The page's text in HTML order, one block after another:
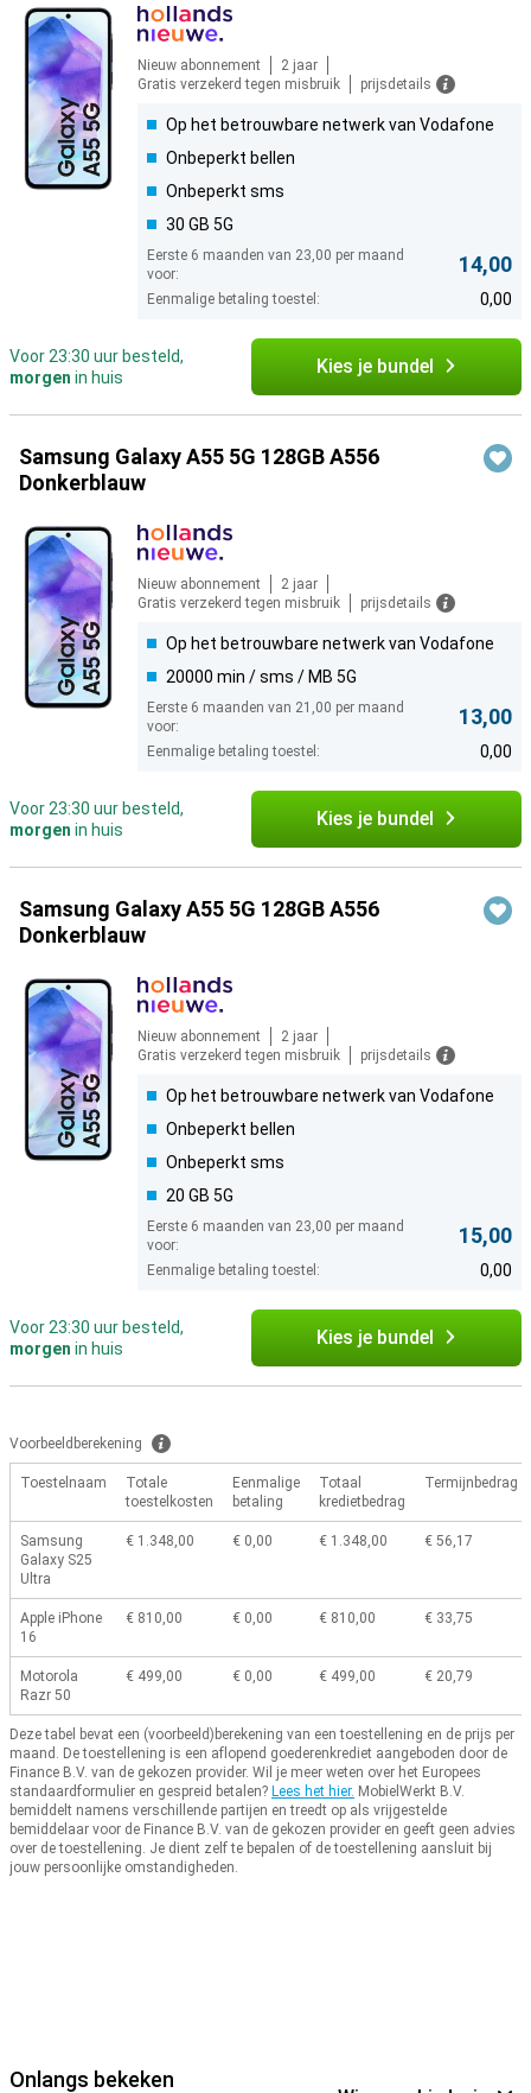
Nieuw abonnement
2 jaar
Gratis verzekerd tegen misbruik
prijsdetails
Op het betrouwbare netwerk van Vodafone
Onbeperkt bellen
Onbeperkt sms
30 GB 5G
Eerste 6 maanden van 23,00 per maand
voor:
14,00
Eenmalige betaling toestel: 0,00
Voor 23:30 uur besteld,
morgen in huis Kies je bundel
Samsung Galaxy A55 5G 128GB A556
Donkerblauw
Nieuw abonnement
2 jaar
Gratis verzekerd tegen misbruik
prijsdetails
Op het betrouwbare netwerk van Vodafone
20000 min / sms / MB 5G
Eerste 6 maanden van 21,00 per maand
voor:
13,00
Eenmalige betaling toestel: 0,00
Voor 23:30 uur besteld,
morgen in huis Kies je bundel
Samsung Galaxy A55 5G 128GB A556
Donkerblauw
Nieuw abonnement
2 jaar
Gratis verzekerd tegen misbruik
prijsdetails
Op het betrouwbare netwerk van Vodafone
Onbeperkt bellen
Onbeperkt sms
20 GB 5G
Eerste 6 maanden van 23,00 per maand
voor:
15,00
Eenmalige betaling toestel: 0,00
Voor 23:30 uur besteld,
morgen in huis Kies je bundel
Voorbeeldberekening
Toestelnaam
Totale
toestelkosten
Eenmalige
betaling
Totaal
kredietbedrag
Termijnbedrag
Samsung
Galaxy S25
Ultra
€ 1.348,00 € 0,00 € 1.348,00 € 56,17
Apple iPhone
16
€ 810,00 € 0,00 € 810,00 € 33,75
Motorola
Razr 50
€ 499,00 € 0,00 € 499,00 € 20,79
Deze tabel bevat een (voorbeeld)berekening van een toestellening en de prijs per
maand. De toestellening is een aflopend goederenkrediet aangeboden door de
Finance B.V. van de gekozen provider. Wil je meer weten over het Europees
standaardformulier en gespreid betalen? Lees het hier. MobielWerkt B.V.
bemiddelt namens verschillende partijen en treedt op als vrijgestelde
bemiddelaar voor de Finance B.V. van de gekozen provider en geeft geen advies
over de toestellening. Je dient zelf te bepalen of de toestellening aansluit bij
jouw persoonlijke omstandigheden.
Onlangs bekeken